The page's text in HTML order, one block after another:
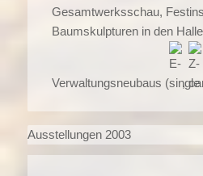
Gesamtwerksschau,
Baumskulpturen in den
Verwaltungsneubaus ( ,
Ausstellungen 2003